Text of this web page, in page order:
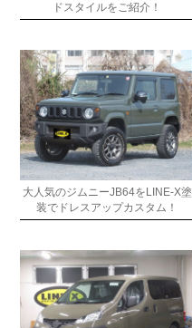
ドスタイルをご紹介！
大人気のジムニーJB64をLINE-X塗
装でドレスアップカスタム！